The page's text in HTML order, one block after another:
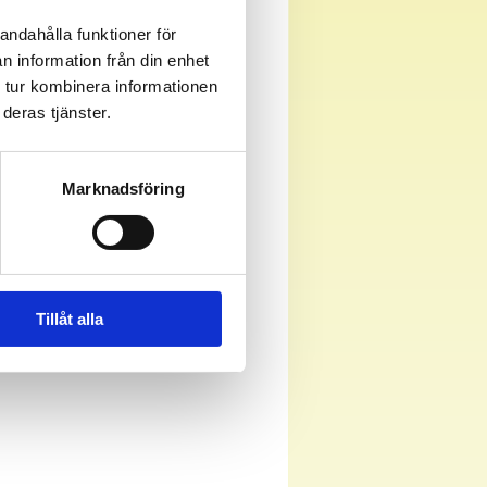
funktioner för
information från din enhet
kombinera informationen
tjänster.
Marknadsföring
Tillåt alla